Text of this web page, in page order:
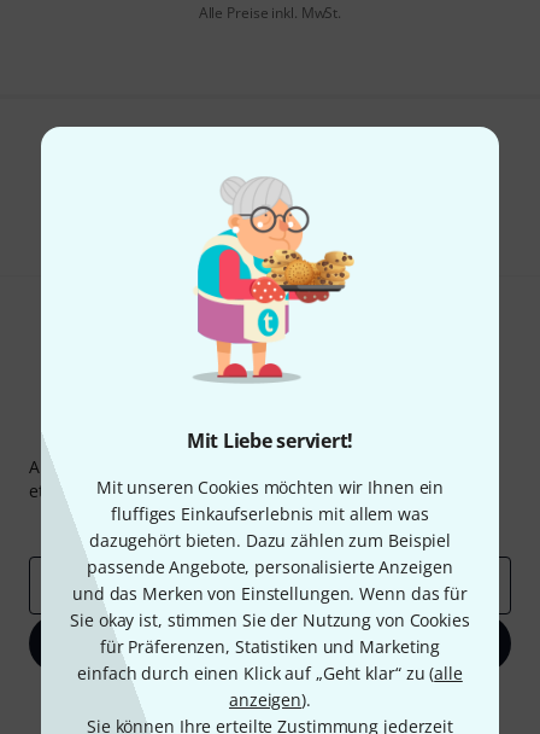
Mit Liebe serviert!
Mit unseren Cookies möchten wir Ihnen ein
fluffiges Einkaufserlebnis mit allem was
dazugehört bieten. Dazu zählen zum Beispiel
passende Angebote, personalisierte Anzeigen
und das Merken von Einstellungen. Wenn das für
Sie okay ist, stimmen Sie der Nutzung von Cookies
für Präferenzen, Statistiken und Marketing
einfach durch einen Klick auf „Geht klar“ zu (alle
anzeigen).
Sie können Ihre erteilte Zustimmung jederzeit
Alle Preise inkl. MwSt.
Hilfe & Feedback
Thomann Newsletter
Abonniere den Thomann Newsletter und gewinne mit
etwas Glück einen von50 Gutscheinenüber jeweils
Inspirierende Beiträge
Deals Thomann Insights
E-Mail-Adresse*
Jetzt anmelden
Mit Klick auf „Jetzt anmelden“ stimmen Sie dem Erhalt von E-Mail-
Werbung und einer Messung des E-Mail-Nutzungsverhaltens zu. Die